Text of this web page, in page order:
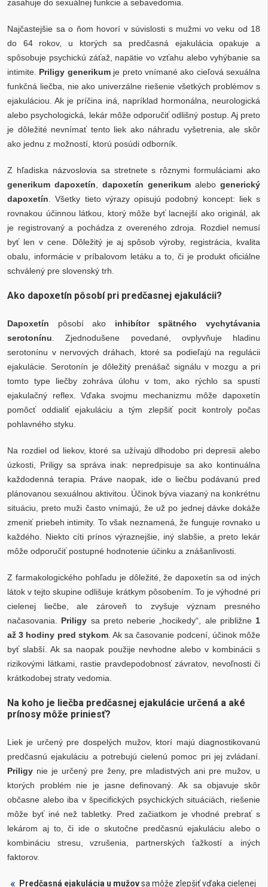
zasahuje do sexuálnej funkcie a sebavedomia.
Najčastejšie sa o ňom hovorí v súvislosti s mužmi vo veku od 18
do 64 rokov, u ktorých sa predčasná ejakulácia opakuje a
spôsobuje psychickú záťaž, napätie vo vzťahu alebo vyhýbanie sa
intimite. Priligy generikumje preto vnímané ako cieľová sexuálna
funkčná liečba, nie ako univerzálne riešenie všetkých problémov s
ejakuláciou. Ak je príčina iná, napríklad hormonálna, neurologická
alebo psychologická, lekár môže odporučiť odlišný postup. Aj preto
je dôležité nevnímať tento liek ako náhradu vyšetrenia, ale skôr
ako jednu z možností, ktorú posúdi odborník.
Z hľadiska názvoslovia sa stretnete s rôznymi formuláciami ako
generikum dapoxetín
dapoxetín generikum alebo generický
dapoxetín . Všetky tieto výrazy opisujú podobný koncept: liek s
rovnakou účinnou látkou, ktorý môže byť lacnejší ako originál, ak
je registrovaný a pochádza z overeného zdroja. Rozdiel nemusí
byť len v cene. Dôležitý je aj spôsob výroby, registrácia, kvalita
obalu, informácie v príbalovom letáku a to, či je produkt oficiálne
schválený pre slovenský trh.
Ako dapoxetín pôsobí pri predčasnej ejakulácii?
Dapoxetín pôsobí ako inhibítor spätného vychytávania
serotonínu . Zjednodušene povedané, ovplyvňuje hladinu
serotonínu v nervových dráhach, ktoré sa podieľajú na regulácii
ejakulácie. Serotonín je dôležitý prenášač signálu v mozgu a pri
tomto type liečby zohráva úlohu v tom, ako rýchlo sa spustí
ejakulačný reflex. Vďaka svojmu mechanizmu môže dapoxetín
pomôcť oddialiť ejakuláciu a tým zlepšiť pocit kontroly počas
pohlavného styku.
Na rozdiel od liekov, ktoré sa užívajú dlhodobo pri depresii alebo
úzkosti, Priligy sa správa inak: nepredpisuje sa ako kontinuálna
každodenná terapia. Práve naopak, ide o liečbu podávanú pred
plánovanou sexuálnou aktivitou. Účinok býva viazaný na konkrétnu
situáciu, preto muži často vnímajú, že už po jednej dávke dokáže
zmeniť priebeh intimity. To však neznamená, že funguje rovnako u
každého. Niekto cíti prínos výraznejšie, iný slabšie, a preto lekár
môže odporučiť postupné hodnotenie účinku a znášanlivosti.
Z farmakologického pohľadu je dôležité, že dapoxetín sa od iných
látok v tejto skupine odlišuje krátkym pôsobením. To je výhodné pri
cielenej liečbe, ale zároveň to zvyšuje význam presného
načasovania. Priligy sa preto neberie „hocikedy“, ale približne 1
až 3 hodiny pred stykom. Ak sa časovanie podcení, účinok môže
byť slabší. Ak sa naopak použije nevhodne alebo v kombinácii s
rizikovými látkami, rastie pravdepodobnosť závratov, nevoľnosti či
krátkodobej straty vedomia.
Na koho je liečba predčasnej ejakulácie určená a aké
prínosy môže priniesť?
Liek je určený pre dospelých mužov, ktorí majú diagnostikovanú
predčasnú ejakuláciu a potrebujú cielenú pomoc pri jej zvládaní.
Priligy nie je určený pre ženy, pre mladistvých ani pre mužov, u
ktorých problém nie je jasne definovaný. Ak sa objavuje skôr
občasne alebo iba v špecifických psychických situáciách, riešenie
môže byť iné než tabletky. Pred začiatkom je vhodné prebrať s
lekárom aj to, či ide o skutočne predčasnú ejakuláciu alebo o
kombináciu stresu, vzrušenia, partnerských ťažkostí a iných
faktorov.
Predčasná ejakulácia u mužovsa môže zlepšiť vďaka cielenej